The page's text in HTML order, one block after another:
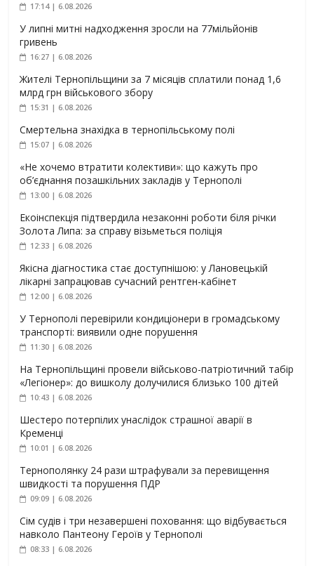
17:14 | 6.08.2026
У липні митні надходження зросли на 77мільйонів
гривень
16:27 | 6.08.2026
Жителі Тернопільщини за 7 місяців сплатили понад 1,6
млрд грн військового збору
15:31 | 6.08.2026
Смертельна знахідка в тернопільському полі
15:07 | 6.08.2026
«Не хочемо втратити колективи»: що кажуть про
об’єднання позашкільних закладів у Тернополі
13:00 | 6.08.2026
Екоінспекція підтвердила незаконні роботи біля річки
Золота Липа: за справу візьметься поліція
12:33 | 6.08.2026
Якісна діагностика стає доступнішою: у Лановецькій
лікарні запрацював сучасний рентген-кабінет
12:00 | 6.08.2026
У Тернополі перевірили кондиціонери в громадському
транспорті: виявили одне порушення
11:30 | 6.08.2026
На Тернопільщині провели військово-патріотичний табір
«Легіонер»: до вишколу долучилися близько 100 дітей
10:43 | 6.08.2026
Шестеро потерпілих унаслідок страшної аварії в
Кременці
10:01 | 6.08.2026
Тернополянку 24 рази штрафували за перевищення
швидкості та порушення ПДР
09:09 | 6.08.2026
Сім судів і три незавершені поховання: що відбувається
навколо Пантеону Героїв у Тернополі
08:33 | 6.08.2026